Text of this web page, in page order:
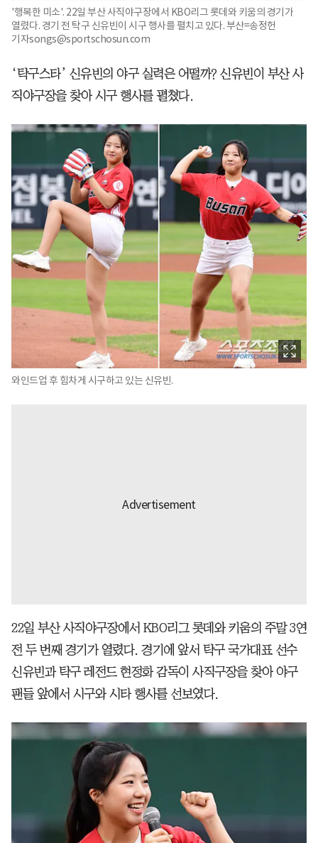
'행복한 미소'. 22일 부산 사직야구장에서 KBO리그 롯데와 키움의 경기가
열렸다. 경기 전 탁구 신유빈이 시구 행사를 펼치고 있다. 부산=송정헌
기자songs@sportschosun.com
‘탁구스타’ 신유빈의 야구 실력은 어떨까? 신유빈이 부산 사
직야구장을 찾아 시구 행사를 펼쳤다.
와인드업 후 힘차게 시구하고 있는 신유빈.
22일 부산 사직야구장에서 KBO리그 롯데와 키움의 주말 3연
전 두 번째 경기가 열렸다. 경기에 앞서 탁구 국가대표 선수
신유빈과 탁구 레전드 현정화 감독이 사직구장을 찾아 야구
팬들 앞에서 시구와 시타 행사를 선보였다.